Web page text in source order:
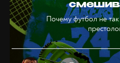
Почему футбол не